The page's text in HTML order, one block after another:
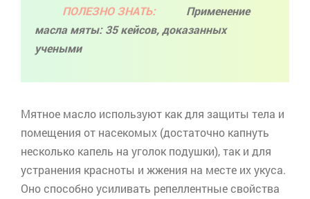
ПОЛЕЗНО ЗНАТЬ:
Применение
масла мяты: 35 кейсов, доказанных
учеными
Мятное масло используют как для защиты тела и
помещения от насекомых (достаточно капнуть
несколько капель на уголок подушки), так и для
устранения красноты и жжения на месте их укуса.
Оно способно усиливать репеллентныесвойства